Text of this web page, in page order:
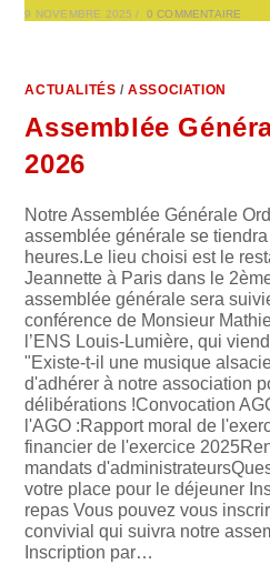
9 NOVEMBRE 2025 / 0 COMMENTAIRE
ACTUALITÉS /ASSOCIATION
Assemblée
2026
Notre Assemblée Générale
assemblée générale se
heures.Le lieu choisi est le
Jeannette à Paris dans le
assemblée générale sera
conférence de Monsieur
l’ENS Louis-Lumière, qui
"Existe-t-il une musique
d'adhérer à notre association
délibérations !Convocation
l'AGO :Rapport moral de
financier de l'exercice
mandats
votre place pour le déjeuner
repas Vous pouvez vous
convivial qui suivra notre
Inscription par…